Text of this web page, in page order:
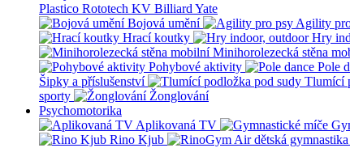
Plastico Rototech KV Billiard Yate
Bojová umění
Agility
Hrací koutky
Hry
Minihorolezecká stěna
Pohybové aktivity
Pole
Šipky a příslušenství
Tlumící
sporty
Žonglování
Psychomotorika
Aplikovaná TV
Rino Kjub